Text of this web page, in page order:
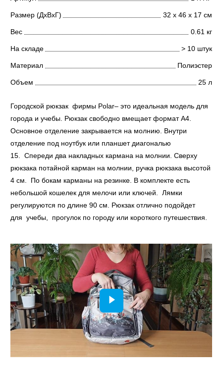
Размер (ДхВхГ) 32 х 46 х 17 см
Вес 0.61 кг
На складе > 10 штук
Материал Полиэстер
Объем 25 л
Городской рюкзак фирмы Polar– это идеальная модель для
города и учебы. Рюкзак свободно вмещает формат А4.
Основное отделение закрывается на молнию. Внутри
отделение под ноутбук или планшет диагональю
15. Спереди два накладных кармана на молнии. Сверху
рюкзака потайной карман на молнии, ручка рюкзака высотой
4 см. По бокам карманы на резинке. В комплекте есть
небольшой кошелек для мелочи или ключей. Лямки
регулируются по длине 90 см. Рюкзак отлично подойдет
для учебы, прогулок по городу или короткого путешествия.